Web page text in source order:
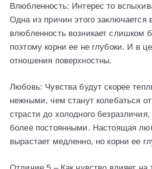
Влюбленность: Интерес то
Одна из причин этого заключается
влюбленность возникает слишком
поэтому корни ее не глубоки. И в
отношения поверхностны.
Любовь: Чувства будут скорее
нежными, чем станут колебаться
страсти до холодного
более постоянными. Настоящая
вырастает медленно, но корни ее